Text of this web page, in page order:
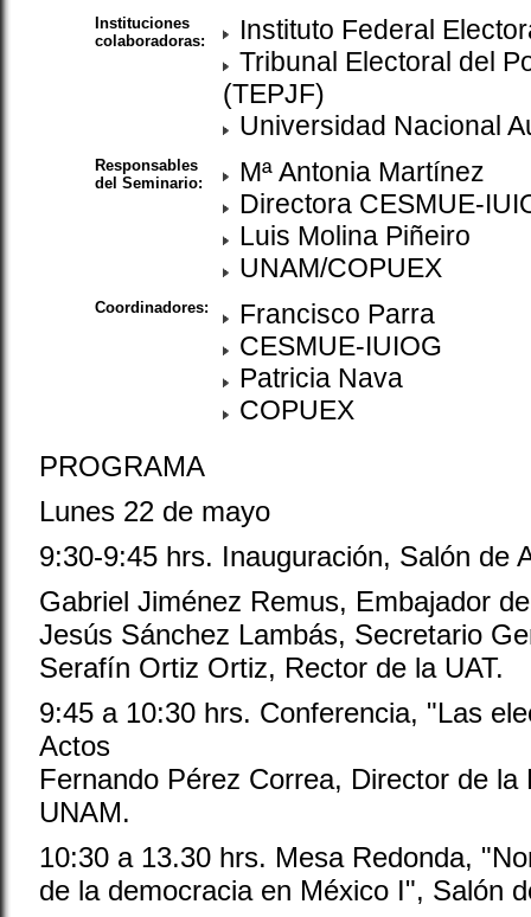
Instituciones
colaboradoras:
Instituto Federal
Tribunal Electoral del
(TEPJF)
Universidad Nacional
Responsables
del Seminario:
Mª Antonia Martínez
Directora CESMUE-
Luis Molina Piñeiro
UNAM/COPUEX
Coordinadores:
Francisco Parra
CESMUE-IUIOG
Patricia Nava
COPUEX
PROGRAMA
Lunes 22 de mayo
9:30-9:45 hrs. Inauguración, Salón de
Gabriel Jiménez Remus, Embajador
Jesús Sánchez Lambás, Secretario
Serafín Ortiz Ortiz, Rector de la UAT.
9:45 a 10:30 hrs. Conferencia, "Las
Actos
Fernando Pérez Correa, Director de
UNAM.
10:30 a 13.30 hrs. Mesa Redonda,
de la democracia en México I", Salón